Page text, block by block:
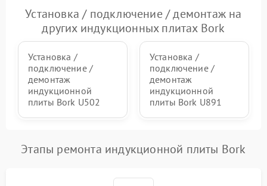
Установка / подключение / демонтаж на
других индукционных плитах Bork
Установка /
подключение /
демонтаж
индукционной
плиты Bork U502
Установка /
подключение /
демонтаж
индукционной
плиты Bork U891
Этапы ремонта индукционной плиты Bork